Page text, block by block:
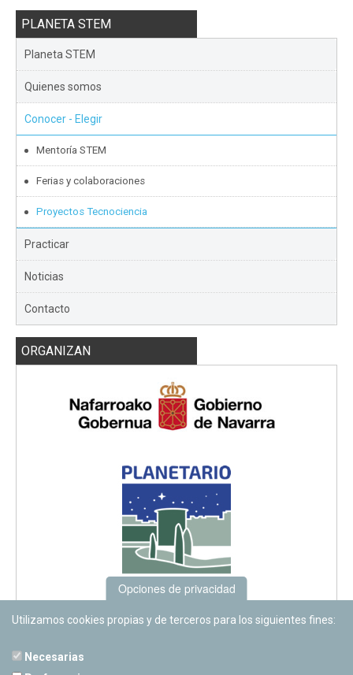
PLANETA STEM
Planeta STEM
Quienes somos
Conocer - Elegir
Mentoría STEM
Ferias y colaboraciones
Proyectos Tecnociencia
Practicar
Noticias
Contacto
ORGANIZAN
Opciones de privacidad
Utilizamos cookies propias y de terceros para los siguientes fines:
Necesarias